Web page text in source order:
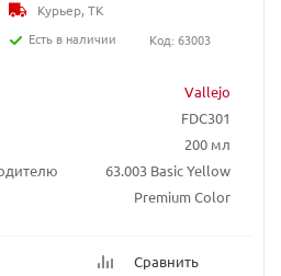
Vallejo
FDC301
200 мл
63.003 Basic Yellow
Premium Color
Сравнить
Курьер, ТК
Есть в наличии
Код: 63003